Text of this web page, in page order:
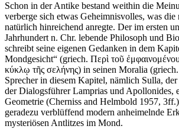
Schon in der Antike bestand weithin die
verberge sich etwas Geheimnisvolles, was die
natürlich hinreichend anregte. Der im ersten
Jahrhundert n. Chr. lebende Philosoph und
schreibt seine eigenen Gedanken in dem
Mondgesicht“ (griech. Περὶ τοῦ
κύκλῳ τῆς σελήνης) in seinen Moralia
Sprecher in diesem Kapitel, nämlich Sulla,
der Dialogsführer Lamprias und Apollonides,
Geometrie (Cherniss and Helmbold 1957,
geradezu verblüffend modern anheimelnde
mysteriösen Antlitzes im Mond.